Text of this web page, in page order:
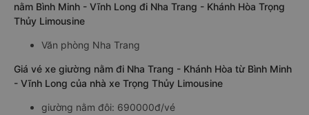
nằm Bình Minh - Vĩnh Long đi Nha Trang - Khánh Hòa Trọng
Thủy Limousine
Văn phòng Nha Trang
Giá vé xe giường nằm đi Nha Trang - Khánh Hòa từ Bình Minh
- Vĩnh Long của nhà xe Trọng Thủy Limousine
giường nằm đôi: 690000đ/vé